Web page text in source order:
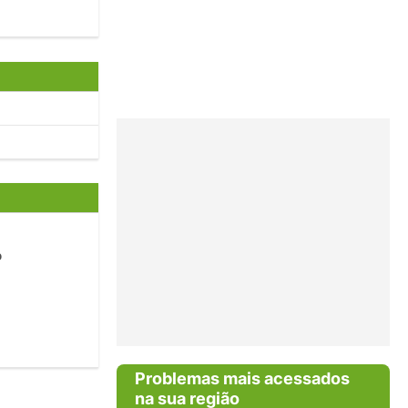
Problemas mais acessados
na sua região